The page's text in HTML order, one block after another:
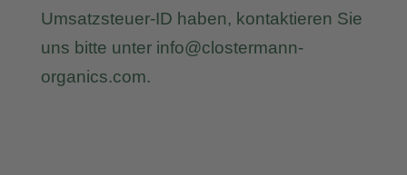
Umsatzsteuer-ID haben, kontaktieren Sie
uns bitte unter info@clostermann-
organics.com.